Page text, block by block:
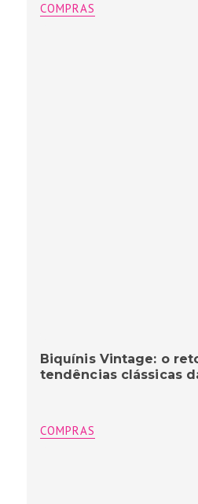
COMPRAS
Biquínis Vintage: o
tendências clássicas
COMPRAS